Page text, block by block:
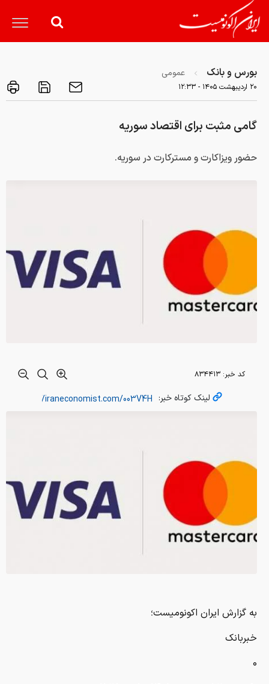
بورس و بانک عمومی
۲۰ ارديبهشت ۱۴۰۵ - ۱۲:۳۳
گامی مثبت برای اقتصاد سوریه
حضور ویزاکارت و مسترکارت در سوریه.
کد خبر: ۸۳۴۴۱۳
لینک کوتاه خبر:
به گزارش ایران اکونومیست؛
خبربانک
۰